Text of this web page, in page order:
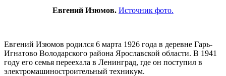
Евгений Изюмов. Источник фото.
Евгений Изюмов родился 6 марта 1926 года в деревне Гарь-
Игнатово Володарского района Ярославской области. В 1941
году его семья переехала в Ленинград, где он поступил в
электромашиностроительный техникум.